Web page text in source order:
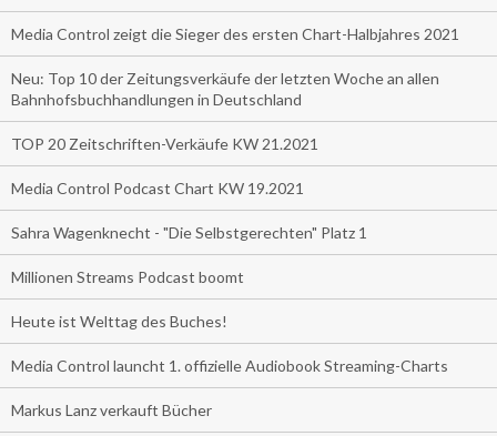
Media Control zeigt die Sieger des ersten Chart-Halbjahres 2021
Neu: Top 10 der Zeitungsverkäufe der letzten Woche an allen
Bahnhofsbuchhandlungen in Deutschland
TOP 20 Zeitschriften-Verkäufe KW 21.2021
Media Control Podcast Chart KW 19.2021
Sahra Wagenknecht - "Die Selbstgerechten" Platz 1
Millionen Streams Podcast boomt
Heute ist Welttag des Buches!
Media Control launcht 1. offizielle Audiobook Streaming-Charts
Markus Lanz verkauft Bücher